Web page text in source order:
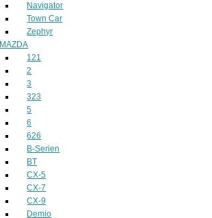
Navigator
Town Car
Zephyr
MAZDA
121
2
3
323
5
6
626
B-Serien
BT
CX-5
CX-7
CX-9
Demio